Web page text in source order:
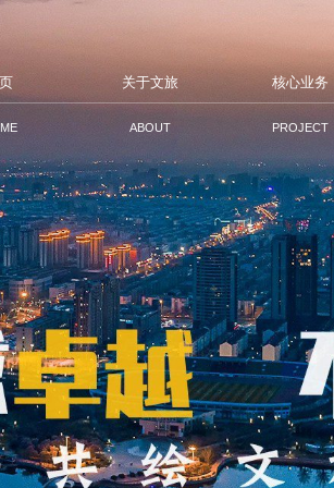
关于文旅
ABOUT
核心业务
PROJECT